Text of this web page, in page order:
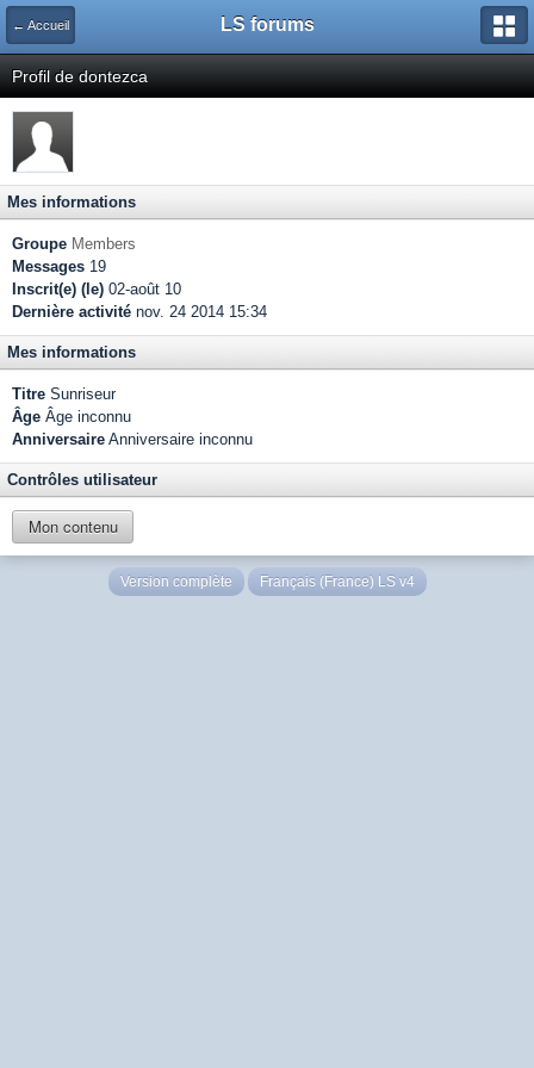
← Accueil LS forums
Profil de dontezca
Mes informations
Groupe Members
Messages 19
Inscrit(e) (le) 02-août 10
Dernière activité nov. 24 2014 15:34
Mes informations
Titre Sunriseur
Âge Âge inconnu
Anniversaire Anniversaire inconnu
Contrôles utilisateur
Mon contenu
Version complète Français (France) LS v4